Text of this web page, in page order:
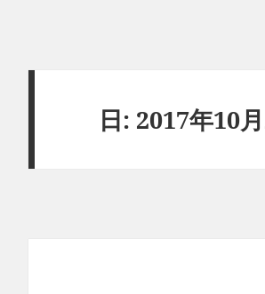
日: 2017年10